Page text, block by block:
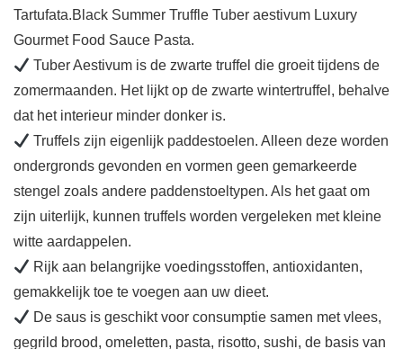
Tartufata.Black Summer Truffle Tuber aestivum Luxury
Gourmet Food Sauce Pasta.
Tuber Aestivum is de zwarte truffel die groeit tijdens de
zomermaanden. Het lijkt op de zwarte wintertruffel, behalve
dat het interieur minder donker is.
Truffels zijn eigenlijk paddestoelen. Alleen deze worden
ondergronds gevonden en vormen geen gemarkeerde
stengel zoals andere paddenstoeltypen. Als het gaat om
zijn uiterlijk, kunnen truffels worden vergeleken met kleine
witte aardappelen.
Rijk aan belangrijke voedingsstoffen, antioxidanten,
gemakkelijk toe te voegen aan uw dieet.
De saus is geschikt voor consumptie samen met vlees,
gegrild brood, omeletten, pasta, risotto, sushi, de basis van